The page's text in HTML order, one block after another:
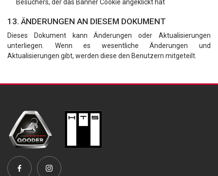
Besuchers, der das Banner Cookie angeklickt hat
13. ÄNDERUNGEN AN DIESEM DOKUMENT
Dieses Dokument kann Änderungen oder Aktualisierungen
unterliegen. Wenn es wesentliche Änderungen und
Aktualisierungen gibt, werden diese den Benutzern mitgeteilt.